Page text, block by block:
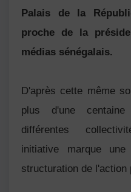
Palais de la
proche de la
médias sénégalais.
D'après cette même
plus d'une
différentes
initiative marque
structuration de l'action